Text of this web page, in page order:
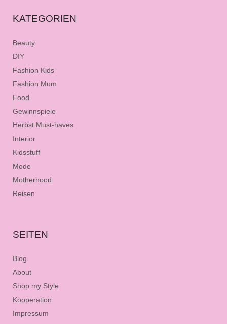
KATEGORIEN
Beauty
DIY
Fashion Kids
Fashion Mum
Food
Gewinnspiele
Herbst Must-haves
Interior
Kidsstuff
Mode
Motherhood
Reisen
SEITEN
Blog
About
Shop my Style
Kooperation
Impressum